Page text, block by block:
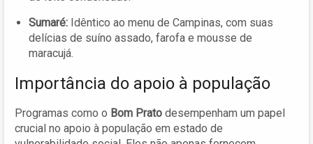
Sumaré: Idêntico ao menu de Campinas, com suas
delícias de suíno assado, farofa e mousse de
maracujá.
Importância do apoio à população
Programas como o Bom Prato desempenham um papel
crucial no apoio à população em estado de